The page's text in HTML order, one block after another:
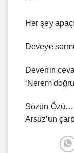
Her şey
Deveye
Devenin
‘Nerem
Sözün Özü…
Arsuz’un